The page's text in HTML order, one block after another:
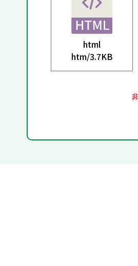
html
htm/3.7KB